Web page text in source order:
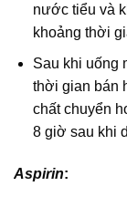
nước tiểu và
khoảng thời
Sau khi uống
thời gian bán
chất chuyển
8 giờ sau khi
Aspirin: